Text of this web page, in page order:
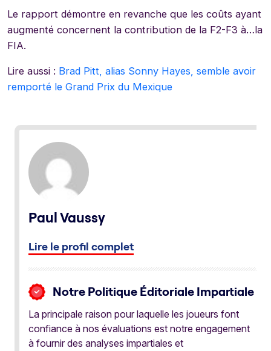
Le rapport démontre en revanche que les coûts ayant
augmenté concernent la contribution de la F2-F3 à…la
FIA.
Lire aussi : Brad Pitt, alias Sonny Hayes, semble avoir
remporté le Grand Prix du Mexique
Paul Vaussy
Lire le profil complet
Notre Politique Éditoriale Impartiale
La principale raison pour laquelle les joueurs font
confiance à nos évaluations est notre engagement
à fournir des analyses impartiales et